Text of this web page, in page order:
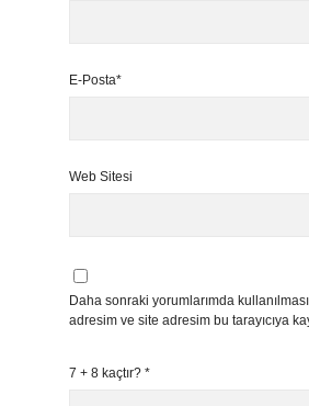
E-Posta*
Web Sitesi
Daha sonraki yorumlarımda
adresim ve site adresim bu tarayıcıya
7 + 8 kaçtır? *